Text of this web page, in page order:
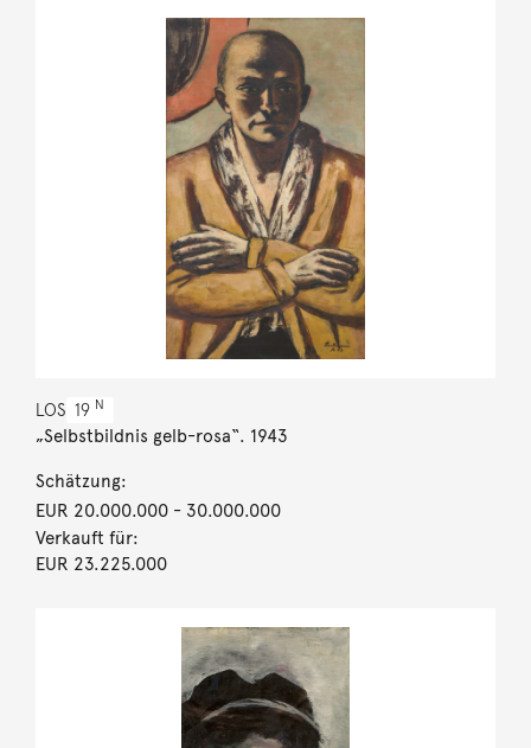
LOS 19 N
„Selbstbildnis gelb-rosa“. 1943
Schätzung:
EUR 20.000.000- 30.000.000
Verkauft für:
EUR 23.225.000